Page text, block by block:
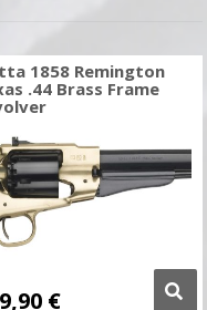
1858 Remington
.44 Brass Frame
€